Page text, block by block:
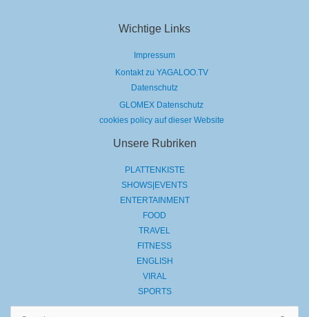
Wichtige Links
Impressum
Kontakt zu YAGALOO.TV
Datenschutz
GLOMEX Datenschutz
cookies policy auf dieser Website
Unsere Rubriken
PLATTENKISTE
SHOWS|EVENTS
ENTERTAINMENT
FOOD
TRAVEL
FITNESS
ENGLISH
VIRAL
SPORTS